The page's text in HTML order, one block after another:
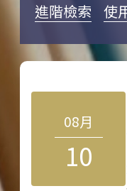
進階檢索 使
08月
10